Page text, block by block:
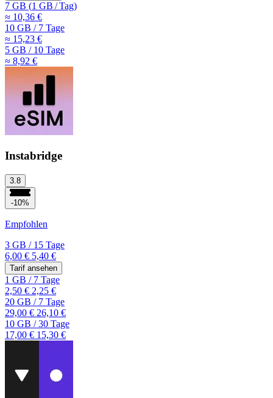
7 GB (1 GB /Tag)
≈ 10,36 €
10 GB /7 Tage
≈ 15,23 €
5 GB /10 Tage
≈ 8,92 €
Instabridge
3.8
-10%
Empfohlen
3 GB /15 Tage
6,00 € 5,40 €
Tarif ansehen
1 GB /7 Tage
2,50 € 2,25 €
20 GB /7 Tage
29,00 € 26,10 €
10 GB /30 Tage
17,00 € 15,30 €